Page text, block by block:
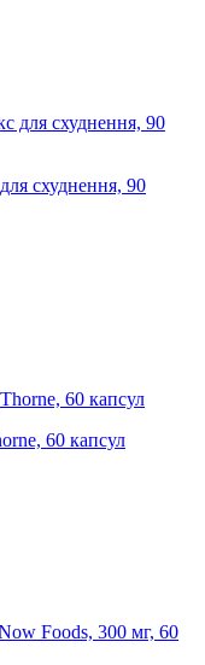
схуднення, 90
60 капсул